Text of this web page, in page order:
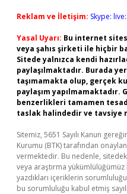
Reklam ve İletişim: Skype:
Yasal Uyarı: Bu internet
veya şahıs şirketi ile hiçbir
Sitede yalnızca kendi
paylaşılmaktadır. Burada
taşımamakta olup, gerçek
paylaşım
benzerlikleri tamamen
taslak halindedir ve tavsiye
Sitemiz, 5651 Sayılı Kanun
Kurumu (BTK) tarafından
vermektedir. Bu nedenle,
veya araştırma
yazdıkları içeriklerin
bu sorumluluğu kabul etmiş